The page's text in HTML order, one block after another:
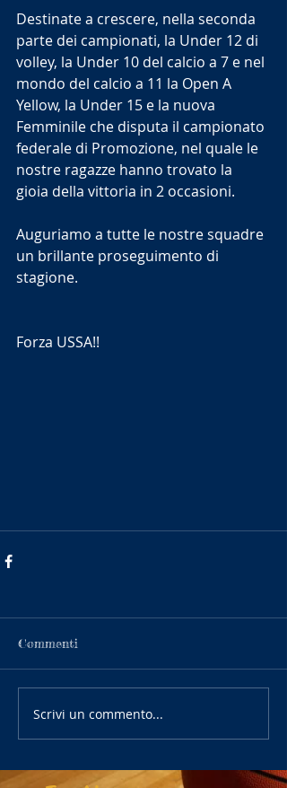
Destinate a crescere, nella seconda
parte dei campionati, la Under 12 di
volley, la Under 10 del calcio a 7 e nel
mondo del calcio a 11 la Open A
Yellow, la Under 15 e la nuova
Femminile che disputa il campionato
federale di Promozione, nel quale le
nostre ragazze hanno trovato la
gioia della vittoria in 2 occasioni.
Auguriamo a tutte le nostre squadre
un brillante proseguimento di
stagione.
Forza USSA!!
Commenti
Scrivi un commento...